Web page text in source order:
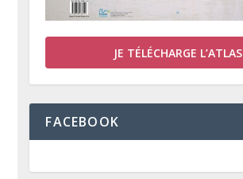
JE TÉLÉCHARGE L’ATLAS
FACEBOOK